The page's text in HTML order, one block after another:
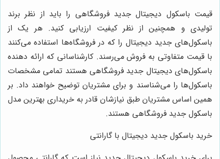
قیمت باسکول دیجیتال جدید فروشگاهی را باید از نظر برند
تولیدی و همچنین از نظر کیفیت ارزیابی کنید. هر یک از
باسکول‌های جدید دیجیتال را که در فروشگاه‌ها استفاده می‌کنند
با قیمت متفاوتی به فروش می‌رسند. کارشناسانی که ارائه دهنده
باسکول‌های دیجیتال جدید فروشگاهی هستند تمامی مشخصات
باسکول‌ها را می‌شناسند و برای مشتریان توضیح خواهند داد. بر
همین اساس مشتریان طبق نیازشان قادر به خریداری بهترین مدل
باسکول جدید فروشگاهی هستند.
خرید باسکول جدید دیجیتال با گارانتی